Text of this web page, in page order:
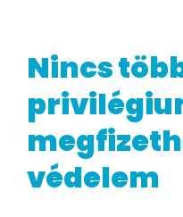
Nincs
védelem